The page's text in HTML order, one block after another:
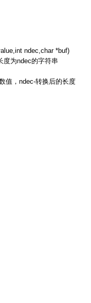
ndec,char *buf)
度为ndec的字符串
值， ndec-转换后的长度